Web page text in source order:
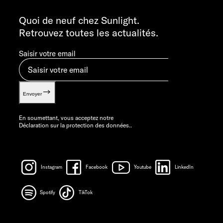
info@sunlight.de
Quoi de neuf chez Sunlight.
Retrouvez toutes les actualités.
Saisir votre email
Envoyer
En soumettant, vous acceptez notre
Déclaration sur la protection des données..
Instagram Facebook Youtube LinkedIn
Spotify TikTok